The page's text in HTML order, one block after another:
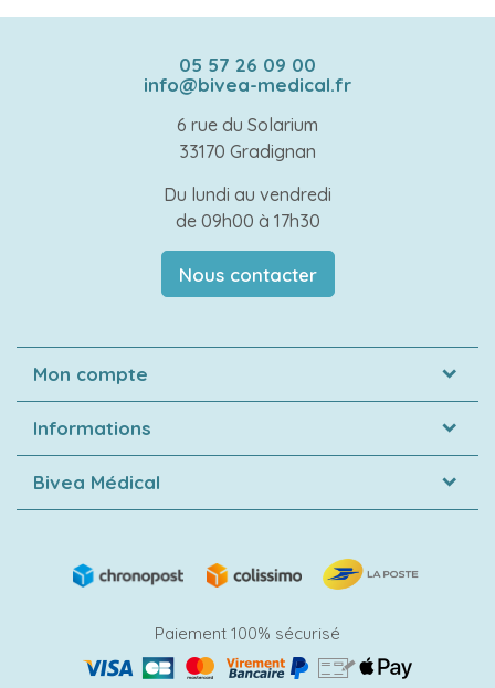
05 57 26 09 00
info@bivea-medical.fr
6 rue du Solarium
33170 Gradignan
Du lundi au vendredi
de 09h00 à 17h30
Nous contacter
Mon compte
Informations
Bivea Médical
Paiement 100% sécurisé